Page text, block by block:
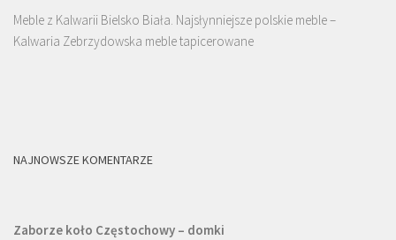
Meble z Kalwarii Bielsko Biała. Najsłynniejsze polskie meble –
Kalwaria Zebrzydowska meble tapicerowane
NAJNOWSZE KOMENTARZE
Zaborze koło Częstochowy – domki